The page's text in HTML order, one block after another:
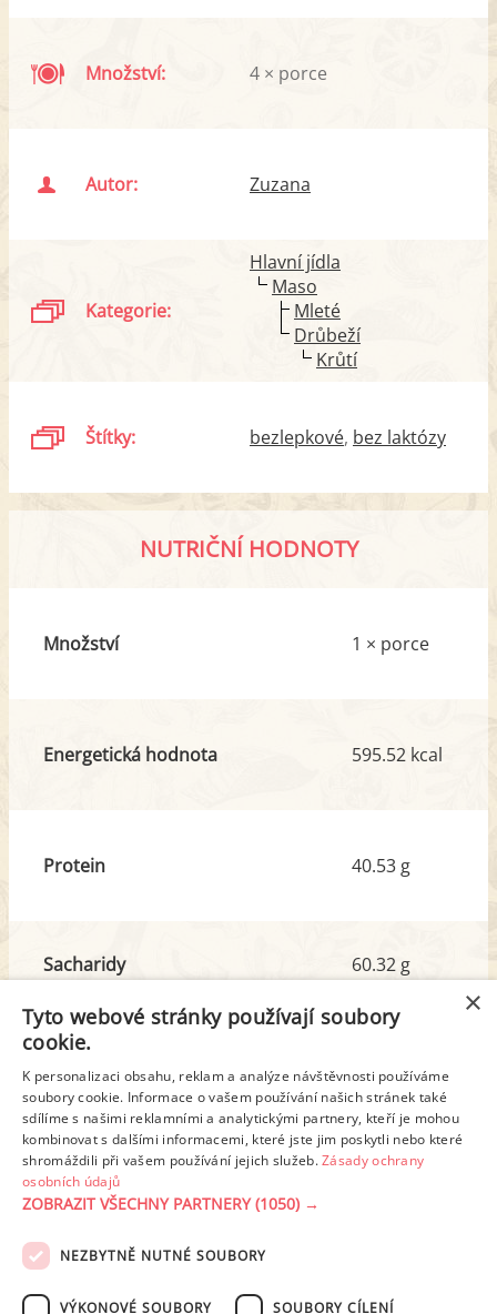
Množství: 4 × porce
Autor: Zuzana
Kategorie:
Hlavní jídla
Maso
Mleté
Drůbeží
Krůtí
Štítky: bezlepkové bez laktózy
NUTRIČNÍ HODNOTY
Množství 1 × porce
Energetická hodnota 595.52 kcal
Protein 40.53 g
Sacharidy
60.32 g
Tuk
z toho nas. mastné kyseliny
20.95 g
4.54 g
Detailní rozpis
PODMÍNKY UŽITÍ ZÁSADY OCHRANY OSOBNÍCH ÚDAJŮ
×
Tyto webové stránky používají soubory
cookie.
K personalizaci obsahu, reklam a analýze návštěvnosti používáme
soubory cookie. Informace o vašem používání našich stránek také
sdílíme s našimi reklamními a analytickými partnery, kteří je mohou
kombinovat s dalšími informacemi, které jste jim poskytli nebo které
shromáždili při vašem používání jejich služeb.Zásady ochrany
osobních údajů
ZOBRAZIT VŠECHNY PARTNERY(1050) →
NEZBYTNĚ NUTNÉ SOUBORY
VÝKONOVÉ SOUBORY SOUBORY CÍLENÍ